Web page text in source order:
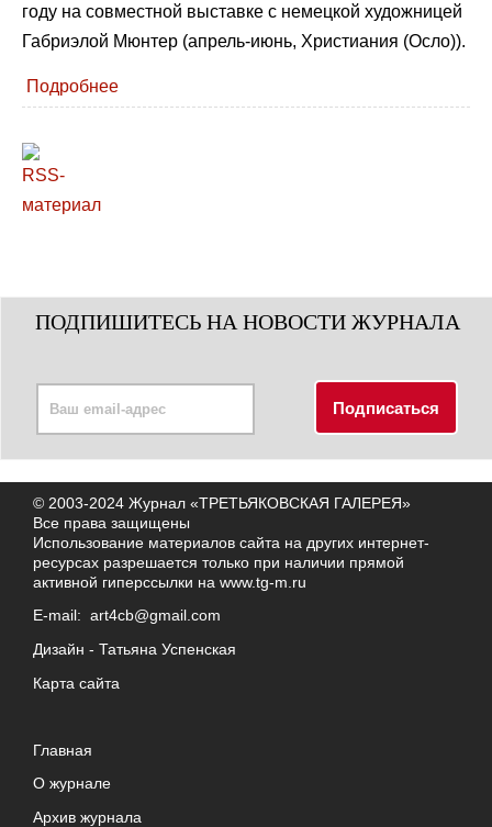
году на совместной выставке с немецкой художницей
Габриэлой Мюнтер (апрель-июнь, Христиания (Осло)).
Подробнее
ПОДПИШИТЕСЬ НА НОВОСТИ ЖУРНАЛА
© 2003-2024 Журнал «ТРЕТЬЯКОВСКАЯ ГАЛЕРЕЯ»
Все права защищены
Использование материалов сайта на других интернет-
ресурсах разрешается только при наличии прямой
активной гиперссылки на www.tg-m.ru
E-mail: art4cb@gmail.com
Дизайн - Татьяна Успенская
Карта сайта
Главная
О журнале
Архив журнала